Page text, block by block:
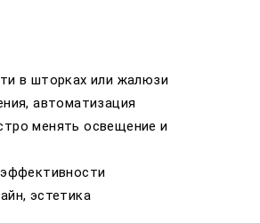
в шторках или жалюзи
автоматизация
менять освещение и
эстетика